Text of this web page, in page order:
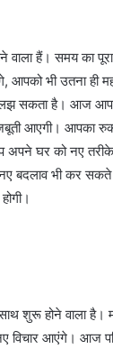
वाला हैं। समय का
आपको भी उतना ही
सकता है। आज
आएगी। आपका
घर को नए
बदलाव भी कर सकते
शुरू होने वाला है।
विचार आएंगे। आज